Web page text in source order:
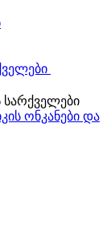
ონკანები და